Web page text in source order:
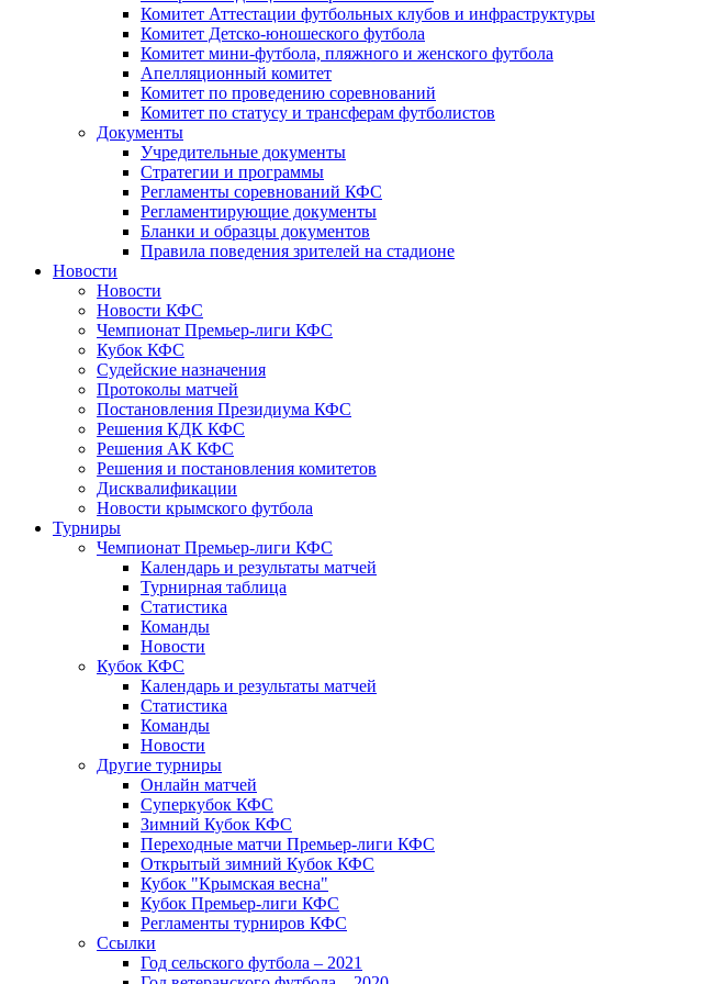
Комитет Аттестации футбольных клубов и инфраструктуры
Комитет Детско-юношеского футбола
Комитет мини-футбола, пляжного и женского футбола
Апелляционный комитет
Комитет по проведению соревнований
Комитет по статусу и трансферам футболистов
Документы
Учредительные документы
Стратегии и программы
Регламенты соревнований КФС
Регламентирующие документы
Бланки и образцы документов
Правила поведения зрителей на стадионе
Новости
Новости
Новости КФС
Чемпионат Премьер-лиги КФС
Кубок КФС
Судейские назначения
Протоколы матчей
Постановления Президиума КФС
Решения КДК КФС
Решения АК КФС
Решения и постановления комитетов
Дисквалификации
Новости крымского футбола
Турниры
Чемпионат Премьер-лиги КФС
Календарь и результаты матчей
Турнирная таблица
Статистика
Команды
Новости
Кубок КФС
Календарь и результаты матчей
Статистика
Команды
Новости
Другие турниры
Онлайн матчей
Суперкубок КФС
Зимний Кубок КФС
Переходные матчи Премьер-лиги КФС
Открытый зимний Кубок КФС
Кубок "Крымская весна"
Кубок Премьер-лиги КФС
Регламенты турниров КФС
Ссылки
Год сельского футбола – 2021